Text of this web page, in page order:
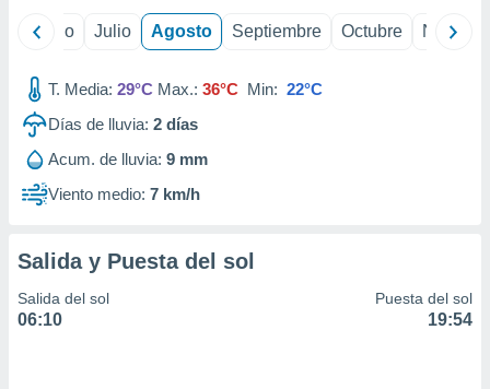
Junio Julio Agosto Septiembre Octubre
T. Media: 29°C Max.: 36°C Min: 22°C
Días de lluvia: 2 días
Acum. de lluvia: 9 mm
Viento medio: 7 km/h
Salida y Puesta del sol
Salida del sol
06:10
Puesta del sol
19:54